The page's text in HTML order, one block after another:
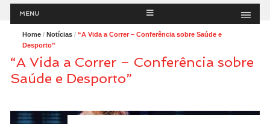
Menu
MENU
Home/ Notícias/ “A Vida a Correr – Conferência sobre Saúde e
Desporto”
“A Vida a Correr – Conferência sobre
Saúde e Desporto”